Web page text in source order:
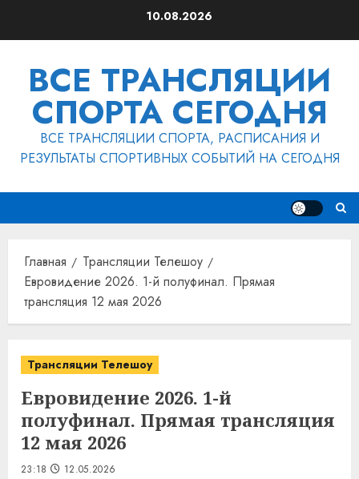
10.08.2026
ВСЕ ТРАНСЛЯЦИИ
СПОРТА СЕГОДНЯ
ВСЕ ТРАНСЛЯЦИИ СПОРТА, РАСПИСАНИЯ И
РЕЗУЛЬТАТЫ СПОРТИВНЫХ СОБЫТИЙ НА СЕГОДНЯ
Главная
Трансляции Телешоу
Евровидение 2026. 1-й полуфинал. Прямая
трансляция 12 мая 2026
Трансляции Телешоу
Евровидение 2026. 1-й
полуфинал. Прямая трансляция
12 мая 2026
23:18 12.05.2026